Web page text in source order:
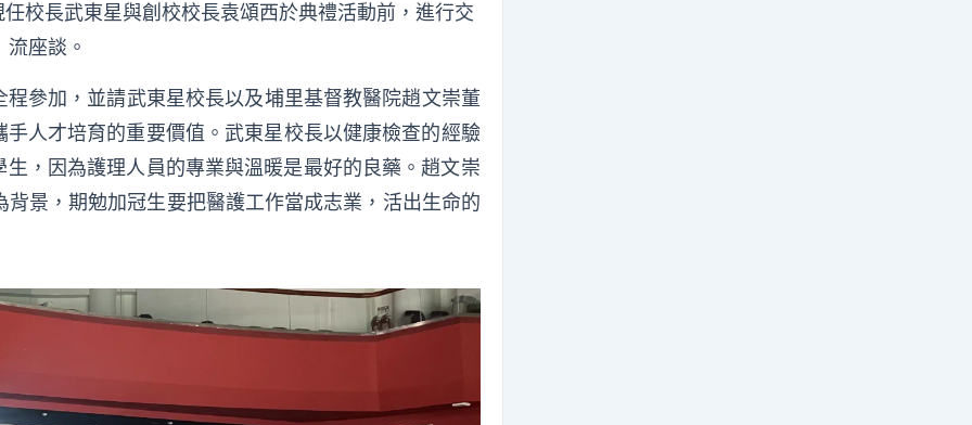
校長武東星與創校校長袁頌西於典禮活動前，進行交
流座談。
參加， 並請武東星校長以及埔里基督教醫院趙文崇董
人才培育的重要價值。 武東星校長以健康檢查的經驗
， 因為護理人員的專業與溫暖是最好的良藥。 趙文崇
背景，期勉加冠生要把醫護工作當成志業，活出生命的